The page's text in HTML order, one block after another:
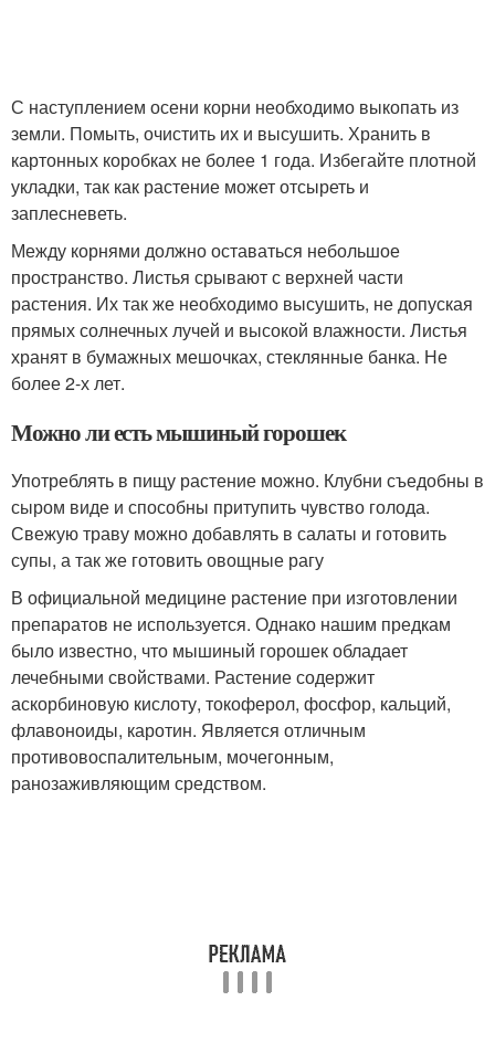
С наступлением осени корни необходимо выкопать из
земли. Помыть, очистить их и высушить. Хранить в
картонных коробках не более 1 года. Избегайте плотной
укладки, так как растение может отсыреть и
заплесневеть.
Между корнями должно оставаться небольшое
пространство. Листья срывают с верхней части
растения. Их так же необходимо высушить, не допуская
прямых солнечных лучей и высокой влажности. Листья
хранят в бумажных мешочках, стеклянные банка. Не
более 2-х лет.
Можно ли есть мышиный горошек
Употреблять в пищу растение можно. Клубни съедобны в
сыром виде и способны притупить чувство голода.
Свежую траву можно добавлять в салаты и готовить
супы, а так же готовить овощные рагу
В официальной медицине растение при изготовлении
препаратов не используется. Однако нашим предкам
было известно, что мышиный горошек обладает
лечебными свойствами. Растение содержит
аскорбиновую кислоту, токоферол, фосфор, кальций,
флавоноиды, каротин. Является отличным
противовоспалительным, мочегонным,
ранозаживляющим средством.